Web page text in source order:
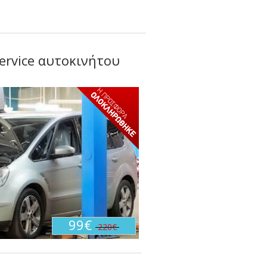
αυτοκινήτου
99€ 220€